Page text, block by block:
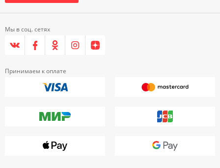
Мы в соц. сетях
Принимаем к оплате